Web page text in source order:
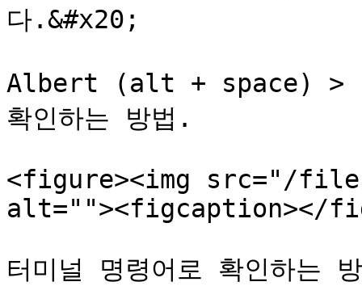
다.&#x20;
Albert (alt + space) > "하
확인하는 방법.
<figure><img src="/files/
alt=""><figcaption></
터미널 명령어로 확인하는